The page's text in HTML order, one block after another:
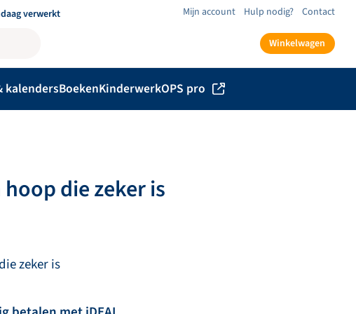
verwerkt Mijn account Hulp nodig? Contact
Winkelwagen
kalendersBoekenKinderwerkOPS pro
hoop die zeker is
zeker is